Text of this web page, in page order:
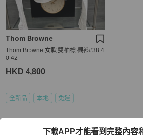
Thom Browne
Thom Browne 女款 雙袖標 襯衫#38 4
0 42
HKD 4,800
全新品 本地 免運
下載APP才能看到完整內容